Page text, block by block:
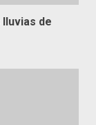
de